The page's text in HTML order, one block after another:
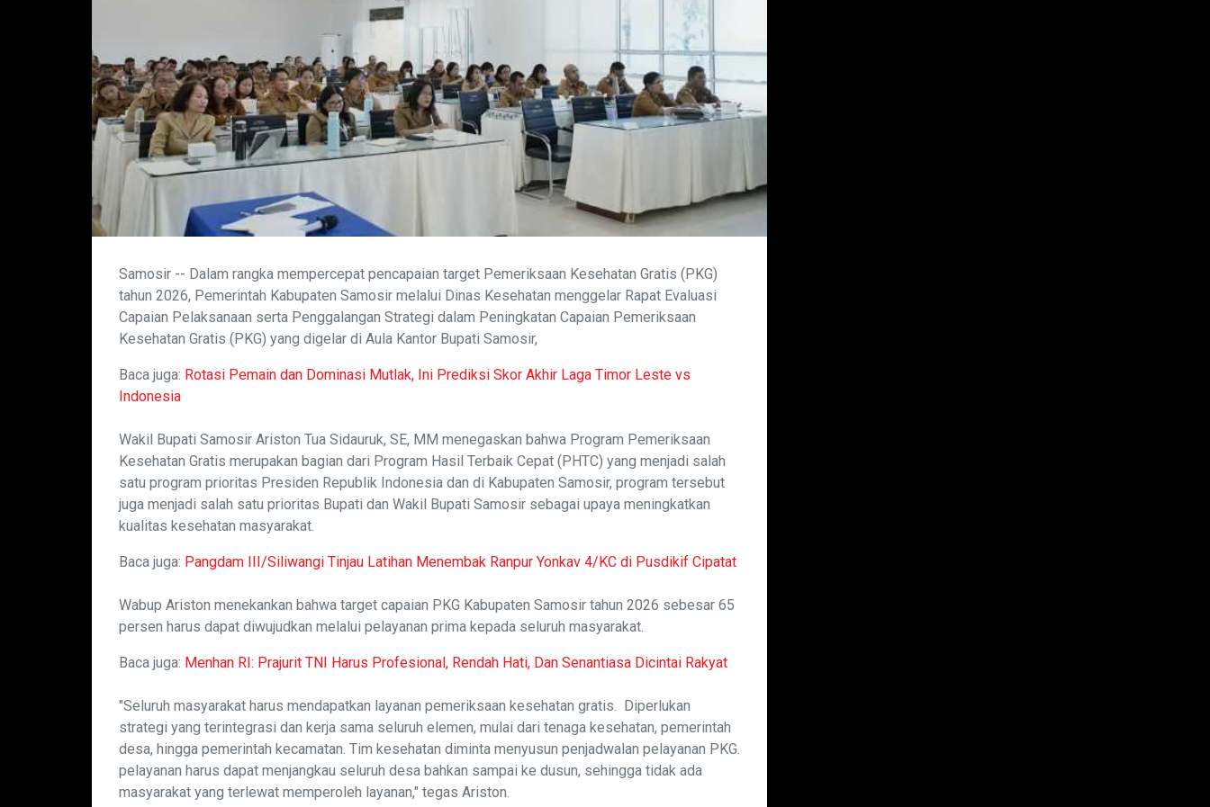
Samosir -- Dalam rangka mempercepat pencapaian target Pemeriksaan Kesehatan Gratis (PKG)
tahun 2026, Pemerintah Kabupaten Samosir melalui Dinas Kesehatan menggelar Rapat Evaluasi
Capaian Pelaksanaan serta Penggalangan Strategi dalam Peningkatan Capaian Pemeriksaan
Kesehatan Gratis (PKG) yang digelar di Aula Kantor Bupati Samosir,
Baca juga: Rotasi Pemain dan Dominasi Mutlak, Ini Prediksi Skor Akhir Laga Timor Leste vs
Indonesia
Wakil Bupati Samosir Ariston Tua Sidauruk, SE, MM menegaskan bahwa Program Pemeriksaan
Kesehatan Gratis merupakan bagian dari Program Hasil Terbaik Cepat (PHTC) yang menjadi salah
satu program prioritas Presiden Republik Indonesia dan di Kabupaten Samosir, program tersebut
juga menjadi salah satu prioritas Bupati dan Wakil Bupati Samosir sebagai upaya meningkatkan
kualitas kesehatan masyarakat.
Baca juga: Pangdam III/Siliwangi Tinjau Latihan Menembak Ranpur Yonkav 4/KC di Pusdikif Cipatat
Wabup Ariston menekankan bahwa target capaian PKG Kabupaten Samosir tahun 2026 sebesar 65
persen harus dapat diwujudkan melalui pelayanan prima kepada seluruh masyarakat.
Baca juga: Menhan RI: Prajurit TNI Harus Profesional, Rendah Hati, Dan Senantiasa Dicintai Rakyat
"Seluruh masyarakat harus mendapatkan layanan pemeriksaan kesehatan gratis. Diperlukan
strategi yang terintegrasi dan kerja sama seluruh elemen, mulai dari tenaga kesehatan, pemerintah
desa, hingga pemerintah kecamatan. Tim kesehatan diminta menyusun penjadwalan pelayanan PKG.
pelayanan harus dapat menjangkau seluruh desa bahkan sampai ke dusun, sehingga tidak ada
masyarakat yang terlewat memperoleh layanan," tegas Ariston.